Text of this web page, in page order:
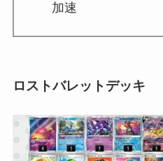
加速
ロストバレットデッキ